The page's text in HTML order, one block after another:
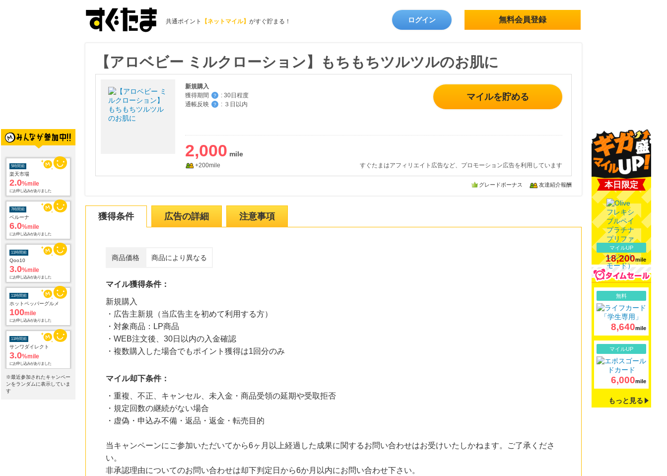
共通ポイント 【ネットマイル】 がすぐ貯まる！ ログイン 無料会員登録
5時間前
楽天市場
2.0%mile
にお申し込みがありました
7時間前
ベルーナ
6.0%mile
にお申し込みがありました
11時間前
Qoo10
3.0%mile
にお申し込みがありました
11時間前
ホットペッパーグルメ
100mile
にお申し込みがありました
11時間前
サンワダイレクト
3.0%mile
にお申し込みがありました
11時間前
※最近参加されたキャンペー
ンをランダムに表示していま
す
【アロベビー ミルクローション】もちもちツルツルのお肌に
新規購入
獲得期間
？ : 30日程度
通帳反映
？ : ３日以内
マイルを貯める
2,000
+200mile すぐたまはアフィリエイト広告など、プロモーション広告を利用しています
グレードボーナス 友達紹介報酬
獲得条件 広告の詳細 注意事項
商品価格 商品により異なる
マイル獲得条件：
新規購入
・広告主新規（当広告主を初めて利用する方）
・対象商品：LP商品
・WEB注文後、30日以内の入金確認
・複数購入した場合でもポイント獲得は1回分のみ
マイル却下条件：
・重複、不正、キャンセル、未入金・商品受領の延期や受取拒否
・規定回数の継続がない場合
・虚偽・申込み不備・返品・返金・転売目的
当キャンペーンにご参加いただいてから6ヶ月以上経過した成果に関するお問い合わせはお受けいたしかねます。ご了承くださ
い。
非承認理由についてのお問い合わせは却下判定日から6か月以内にお問い合わせ下さい。
本日限定
マイルUP
18,200mile
無料
8,640mile
マイルUP
6,000mile
もっと見る